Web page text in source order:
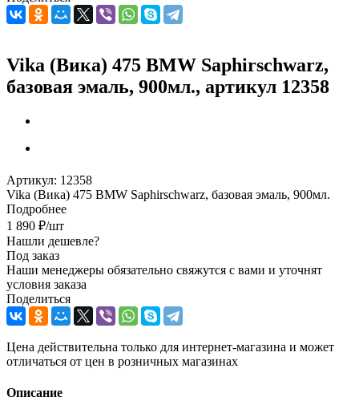
Vika (Вика) 475 BMW Saphirschwarz,
базовая эмаль, 900мл., артикул 12358
Артикул: 12358
Vika (Вика) 475 BMW Saphirschwarz, базовая эмаль, 900мл.
Подробнее
1 890 ₽/шт
Нашли дешевле?
Под заказ
Наши менеджеры обязательно свяжутся с вами и уточнят
условия заказа
Поделиться
Цена действительна только для интернет-магазина и может
отличаться от цен в розничных магазинах
Описание